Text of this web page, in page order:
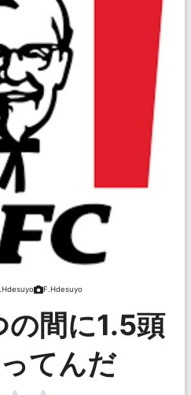
F.Hdesuyo
の間に1.5頭
てんだ